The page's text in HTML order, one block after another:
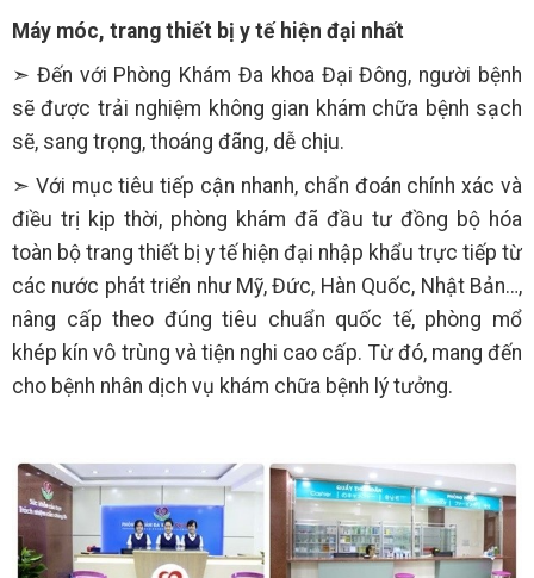
Máy móc, trang thiết bị y tế hiện đại nhất
➣ Đến với Phòng Khám Đa khoa Đại Đông, người bệnh
sẽ được trải nghiệm không gian khám chữa bệnh sạch
sẽ, sang trọng, thoáng đãng, dễ chịu.
➣ Với mục tiêu tiếp cận nhanh, chẩn đoán chính xác và
điều trị kịp thời, phòng khám đã đầu tư đồng bộ hóa
toàn bộ trang thiết bị y tế hiện đại nhập khẩu trực tiếp từ
các nước phát triển như Mỹ, Đức, Hàn Quốc, Nhật Bản…,
nâng cấp theo đúng tiêu chuẩn quốc tế, phòng mổ
khép kín vô trùng và tiện nghi cao cấp. Từ đó, mang đến
cho bệnh nhân dịch vụ khám chữa bệnh lý tưởng.